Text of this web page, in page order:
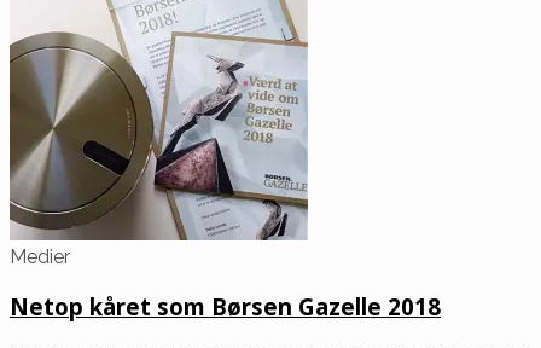
Medier
Netop kåret som Børsen Gazelle 2018